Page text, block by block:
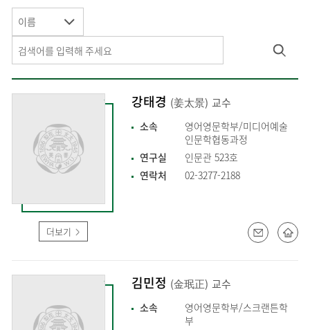
이름
더보기
강태경 (姜太景) 교수
소속
영어영문학부/미디어예술
인문학협동과정
연구실
인문관 523호
연락처
02-3277-2188
김민정 (金珉正) 교수
소속
영어영문학부/스크랜튼학
부